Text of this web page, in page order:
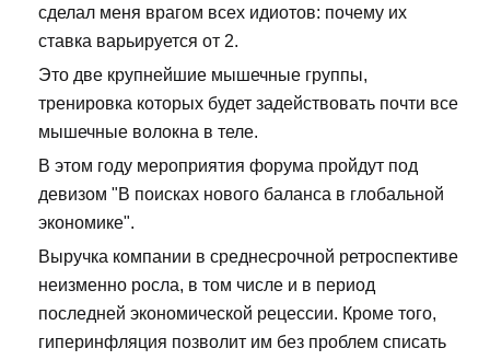
сделал меня врагом всех идиотов: почему их
ставка варьируется от 2.
Это две крупнейшие мышечные группы,
тренировка которых будет задействовать почти все
мышечные волокна в теле.
В этом году мероприятия форума пройдут под
девизом "В поисках нового баланса в глобальной
экономике".
Выручка компании в среднесрочной ретроспективе
неизменно росла, в том числе и в период
последней экономической рецессии. Кроме того,
гиперинфляция позволит им без проблем списать